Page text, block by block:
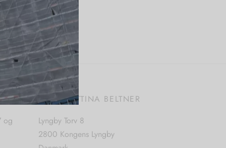
og
BUTIK BETTINA BELTNER
Lyngby Torv 8
2800 Kongens Lyngby